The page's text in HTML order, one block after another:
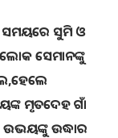
ସମୟରେ ସୁମି ଓ
ସେମାନଙ୍କୁ
ମୃତଦେହ ଗାଁ
ଉଦ୍ଧାର